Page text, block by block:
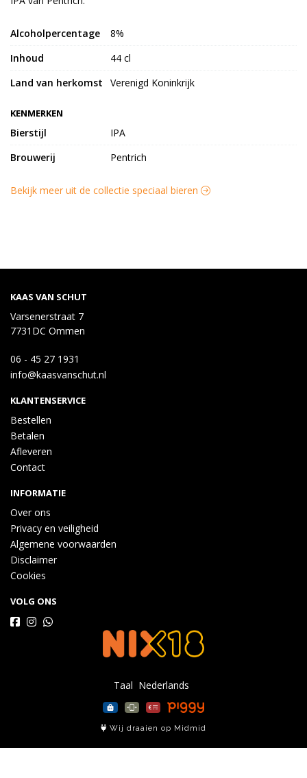
Alcoholpercentage
8%
Inhoud
44 cl
Land van herkomst
Verenigd Koninkrijk
KENMERKEN
Bierstijl
IPA
Brouwerij
Pentrich
Bekijk meer uit de collectie speciaal bieren
KAAS VAN SCHUT
Varsenerstraat 7
7731DC Ommen
06 - 45 27 1931
info@kaasvanschut.nl
KLANTENSERVICE
Bestellen
Betalen
Afleveren
Contact
INFORMATIE
Over ons
Privacy en veiligheid
Algemene voorwaarden
Disclaimer
Cookies
VOLG ONS
Taal
Wij draaien op Midmid